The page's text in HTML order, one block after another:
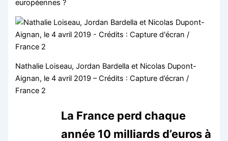
européennes ?
Nathalie Loiseau, Jordan Bardella et Nicolas Dupont-
Aignan, le 4 avril 2019 – Crédits : Capture d’écran /
France 2
La France perd chaque
année 10 milliards d’euros à